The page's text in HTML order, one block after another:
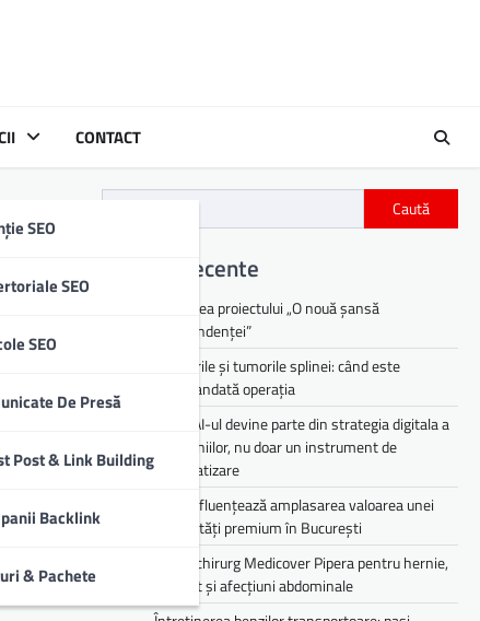
SEO
SEO
SEO
De Presă
Post & Link Building
Backlink
& Pachete
CONTACT
al
Caută
Articole recente
Lansarea proiectului „O nouă șansă
independenței”
Chisturile și tumorile splinei: când este
recomandată operația
De ce AI-ul devine parte din strategia digitala a
companiilor, nu doar un instrument de
automatizare
Cum influențează amplasarea valoarea unei
proprietăți premium în București
Medic chirurg Medicover Pipera pentru hernie,
colecist și afecțiuni abdominale